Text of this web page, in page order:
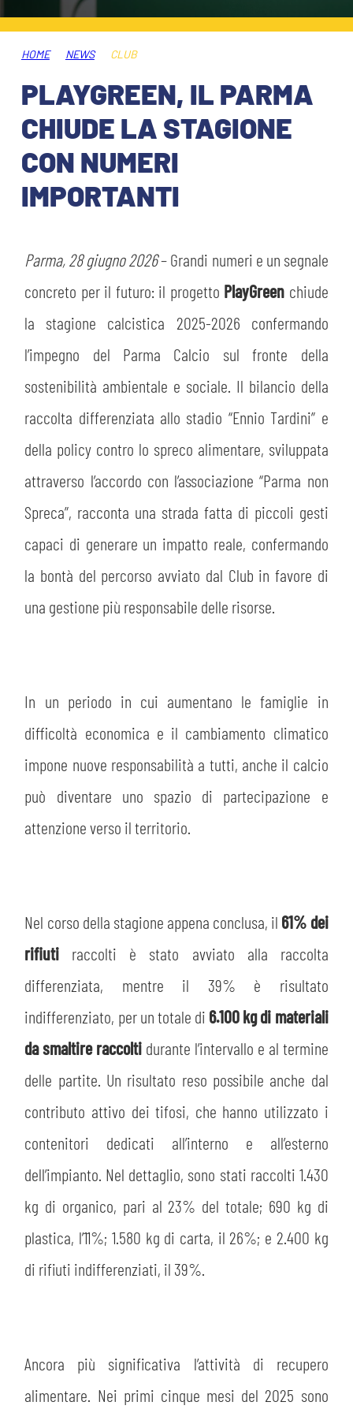
ABBONAMENTI
INFO BIGLIETTI
MUSEUM CLUB EXPERIENCE
TARDINI CARD
INFORMAZIONI ACCREDITI
TICKET GIFT CARD
SHOP
HOSPITALITY
HOSPITALITY
MUSEUM CLUB EXPERIENCE
ESPORTS
IL CLUB
STORIA
MUTTI TRAINING CENTER
STORE
MUSEO
SLO
LAVORA CON NOI
STADIO TARDINI
PLAY GREEN
ACADEMY
LEGENDS
PARTNER
HOME NEWS CLUB
PLAYGREEN, IL PARMA
CHIUDE LA STAGIONE
CON NUMERI
IMPORTANTI
Parma, 28 giugno 2026– Grandi numeri e un segnale
concreto per il futuro: il progetto PlayGreen chiude
la stagione calcistica 2025-2026 confermando
l’impegno del Parma Calcio sul fronte della
sostenibilità ambientale e sociale. Il bilancio della
raccolta differenziata allo stadio “Ennio Tardini” e
della policy contro lo spreco alimentare, sviluppata
attraverso l’accordo con l’associazione “Parma non
Spreca”, racconta una strada fatta di piccoli gesti
capaci di generare un impatto reale, confermando
la bontà del percorso avviato dal Club in favore di
una gestione più responsabile delle risorse.
In un periodo in cui aumentano le famiglie in
difficoltà economica e il cambiamento climatico
impone nuove responsabilità a tutti, anche il calcio
può diventare uno spazio di partecipazione e
attenzione verso il territorio.
Nel corso della stagione appena conclusa, il 61% dei
rifiuti raccolti è stato avviato alla raccolta
differenziata, mentre il 39% è risultato
indifferenziato, per un totale di 6.100 kg di materiali
da smaltire raccolti durante l’intervallo e al termine
delle partite. Un risultato reso possibile anche dal
contributo attivo dei tifosi, che hanno utilizzato i
contenitori dedicati all’interno e all’esterno
dell’impianto. Nel dettaglio, sono stati raccolti 1.430
kg di organico, pari al 23% del totale; 690 kg di
plastica, l’11%; 1.580 kg di carta, il 26%; e 2.400 kg
di rifiuti indifferenziati, il 39%.
Ancora più significativa l’attività di recupero
alimentare. Nei primi cinque mesi del 2025 sono